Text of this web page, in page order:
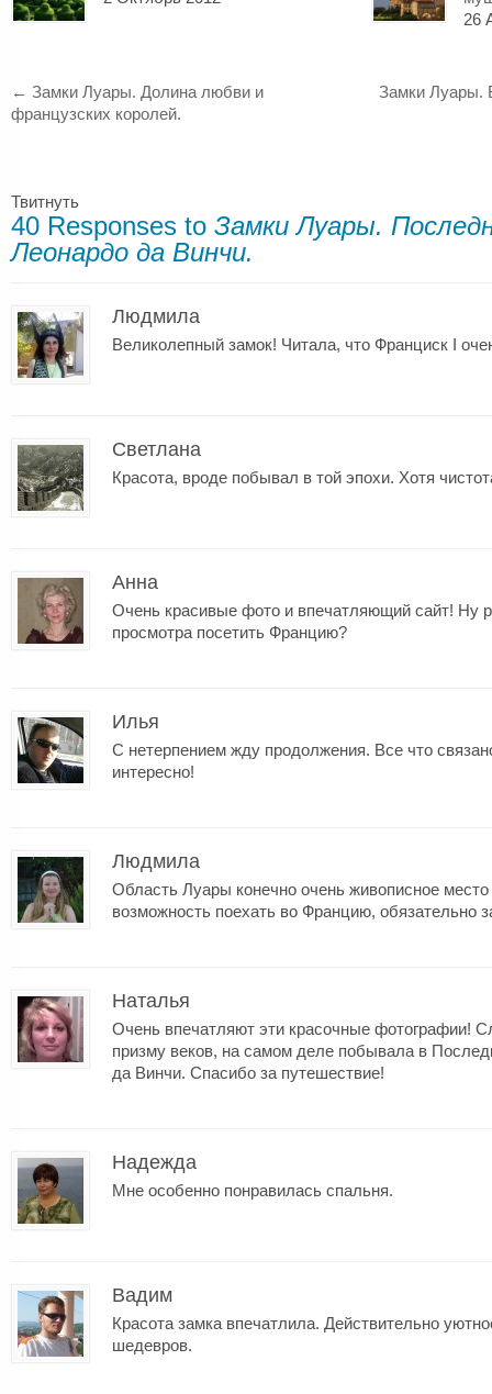
26
← Замки Луары. Долина любви и
французских королей.
Замки Луары.
Твитнуть
40 Responses to Замки Луары.
Леонардо да Винчи.
Людмила
Великолепный замок! Читала, что Франциск І
Светлана
Красота, вроде побывал в той эпохи. Хотя
Анна
Очень красивые фото и впечатляющий сайт! Ну
просмотра посетить Францию?
Илья
С нетерпением жду продолжения. Все что
интересно!
Людмила
Область Луары конечно очень живописное
возможность поехать во Францию, обязательно
Наталья
Очень впечатляют эти красочные фотографии!
призму веков, на самом деле побывала в
да Винчи. Спасибо за путешествие!
Надежда
Мне особенно понравилась спальня.
Вадим
Красота замка впечатлила. Действительно
шедевров.